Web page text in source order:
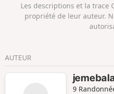
descendrez vers les sentiers
de Saint-Urcize et vous finirez
longer l'Hère qui vous
Les descriptions et la trace
propriété de leur auteur.
AUTEUR
9